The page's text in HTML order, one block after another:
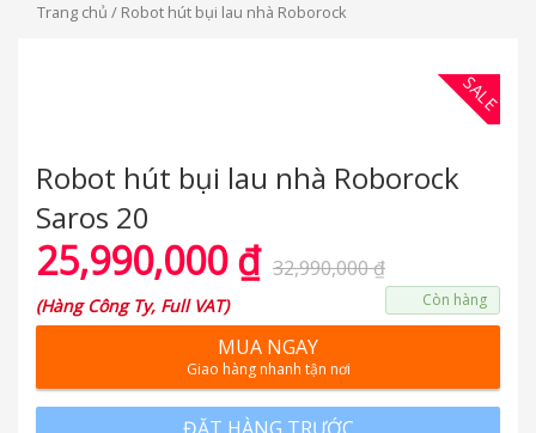
Trang chủ / Robot hút bụi lau nhà Roborock
SALE
Robot hút bụi lau nhà Roborock
Saros 20
25,990,000₫ 32,990,000₫
(Hàng Công Ty, Full VAT) Còn hàng
MUA NGAY
Giao hàng nhanh tận nơi